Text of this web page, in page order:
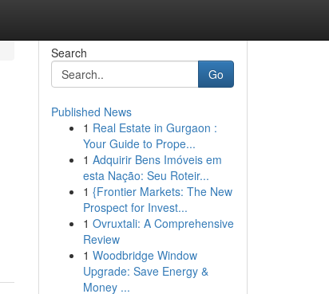
Search
Go
Published News
1 Real Estate in Gurgaon :
Your Guide to Prope...
1 Adquirir Bens Imóveis em
esta Nação: Seu Roteir...
1 {Frontier Markets: The New
Prospect for Invest...
1 Ovruxtali: A Comprehensive
Review
1 Woodbridge Window
Upgrade: Save Energy &
Money ...